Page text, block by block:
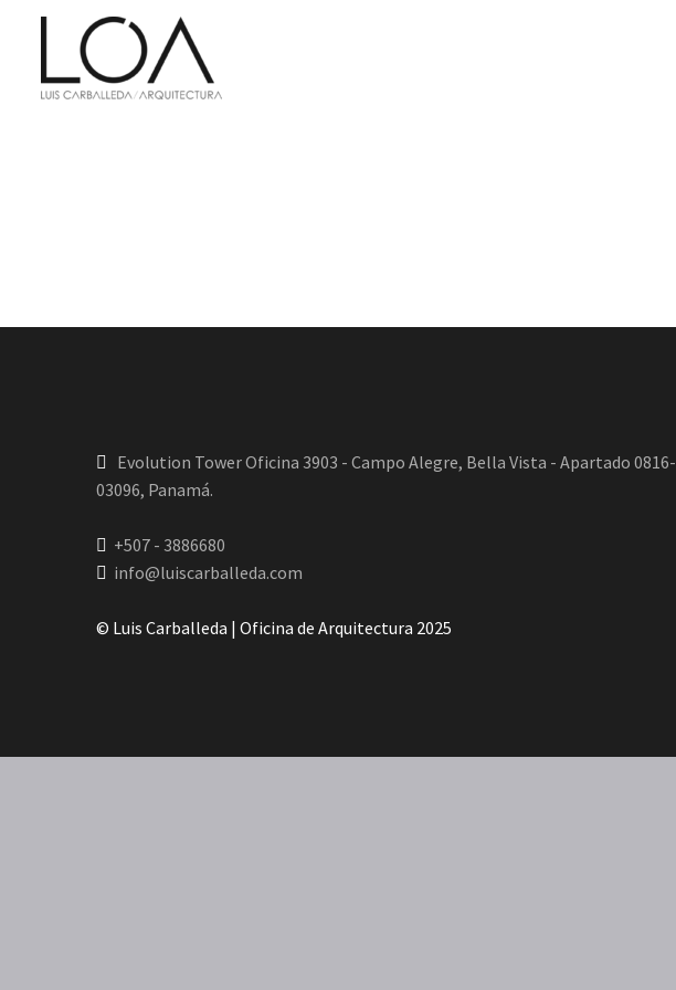
Evolution Tower Oficina 3903 - Campo Alegre, Bella Vista - Apartado 0816-
03096, Panamá.
+507 - 3886680
info@luiscarballeda.com
© Luis Carballeda | Oficina de Arquitectura 2025